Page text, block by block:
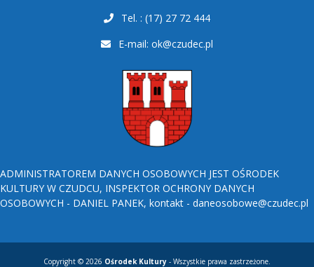
Tel. : (17) 27 72 444
E-mail: ok@czudec.pl
ADMINISTRATOREM DANYCH OSOBOWYCH JEST OŚRODEK
KULTURY W CZUDCU, INSPEKTOR OCHRONY DANYCH
OSOBOWYCH - DANIEL PANEK, kontakt - daneosobowe@czudec.pl
Copyright © 2026 Ośrodek Kultury - Wszystkie prawa zastrzeżone.